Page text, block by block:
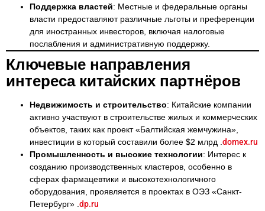
Поддержка властей: Местные и федеральные органы
власти предоставляют различные льготы и преференции
для иностранных инвесторов, включая налоговые
послабления и административную поддержку.
Ключевые направления
интереса китайских партнёров
Недвижимость и строительство: Китайские компании
активно участвуют в строительстве жилых и коммерческих
объектов, таких как проект «Балтийская жемчужина»,
инвестиции в который составили более $2 млрд .domex.ru
Промышленность и высокие технологии: Интерес к
созданию производственных кластеров, особенно в
сферах фармацевтики и высокотехнологичного
оборудования, проявляется в проектах в ОЭЗ «Санкт-
Петербург» .dp.ru